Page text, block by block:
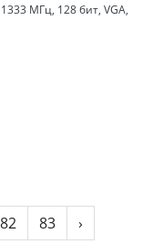
МГц, 128 бит, VGA,
82 83 ›